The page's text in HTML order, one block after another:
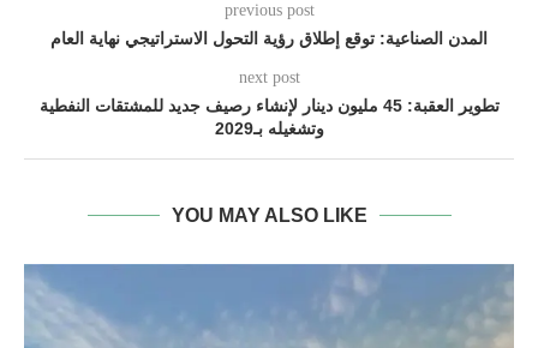
previous post
المدن الصناعية: توقع إطلاق رؤية التحول الاستراتيجي نهاية العام
next post
تطوير العقبة: 45 مليون دينار لإنشاء رصيف جديد للمشتقات النفطية
وتشغيله بـ2029
YOU MAY ALSO LIKE